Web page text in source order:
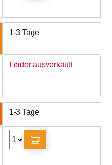
1-3 Tage
Leider ausverkauft
1-3 Tage